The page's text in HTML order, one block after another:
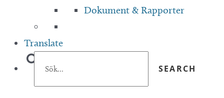
Dokument & Rapporter
Translate